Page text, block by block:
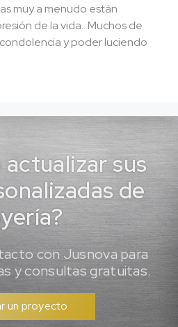
muy a menudo están
de la vida.. Muchos de
y poder luciendo
sus
de
con Jusnova para
y consultas gratuitas.
un proyecto